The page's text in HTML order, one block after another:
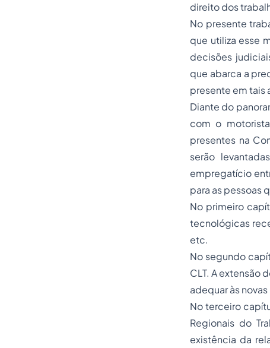
direito dos
No presente
que utiliza esse
decisões
que abarca a
presente em tais
Diante do
com o
presentes na
serão
empregatício
para as pessoas
No primeiro
tecnológicas
etc.
No segundo
CLT. A extensão
adequar às
No terceiro
Regionais do
existência da